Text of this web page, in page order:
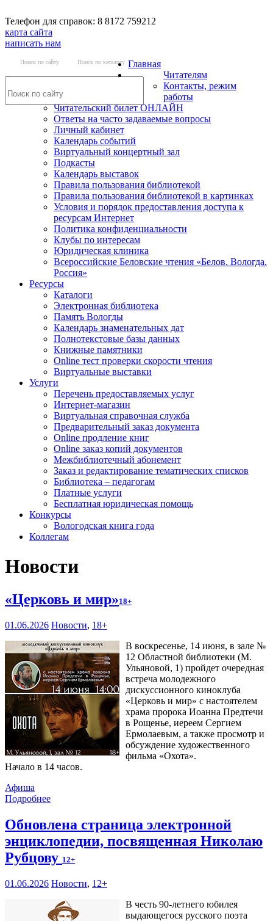
Телефон для справок: 8 8172 759212
карта сайта
написать нам
Поиск по сайту Поиск по каталогу Главная
Читателям
Контакты, режим
работы
Читательский билет ОНЛАЙН
Ответы на часто задаваемые вопросы
Личный кабинет
Календарь событий
Виртуальный концертный зал
Подкасты
Календарь выставок
Правила пользования библиотекой
Правила пользования библиотекой в картинках
Условия и порядок предоставления доступа к
ресурсам Интернет
Политика конфиденциальности
Клубы по интересам
Юридическая клиника
Всероссийские Беловские чтения «Белов. Вологда.
Россия»
Ресурсы
Каталоги
Электронная библиотека
Память Вологды
Календарь знаменательных дат
Полнотекстовые базы данных
Книжные памятники
Online тест проверки скорости чтения
Виртуальные выставки
Услуги
Перечень предоставляемых услуг
Интернет-магазин
Виртуальная справочная служба
Предварительный заказ документа
Online продление книг
Online заказ копий документов
Межбиблиотечный абонемент
Заказ и редактирование тематических списков
Библиотека – педагогам
Платные услуги
Бесплатная юридическая помощь
Конкурсы
Вологодская книга года
Коллегам
Новости
«Церковь и мир»18+
01.06.2026 Новости, 18+
В воскресенье, 14 июня, в зале №
12 Областной библиотеки (М.
Ульяновой, 1) пройдет очередная
встреча молодежного
дискуссионного киноклуба
«Церковь и мир» с настоятелем
храма пророка Иоанна Предтечи
в Рощенье, иереем Сергием
Ермолаевым, а также просмотр и
обсуждение художественного
фильма «Охота».
Начало в 14 часов.
Афиша
Подробнее
Обновлена страница электронной
энциклопедии, посвященная Николаю
Рубцову 12+
01.06.2026 Новости, 12+
В честь 90-летнего юбилея
выдающегося русского поэта